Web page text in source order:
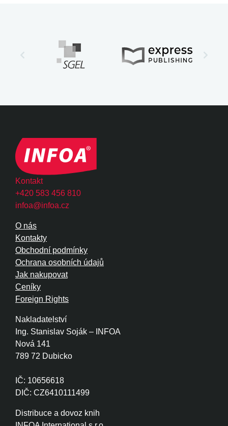
Kontakt
+420 583 456 810
infoa@infoa.cz
Nakladatelství
Ing. Stanislav Soják – INFOA
Nová 141
789 72 Dubicko
IČ: 10656618
DIČ: CZ6410111499
Distribuce a dovoz knih
O nás
Kontakty
Obchodní podmínky
Ochrana osobních údajů
Jak nakupovat
Ceníky
Foreign Rights